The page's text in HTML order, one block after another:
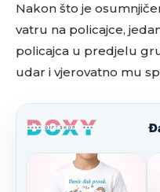
Nakon što je
vatru na policajce,
policajca u predjelu
udar i vjerovatno mu